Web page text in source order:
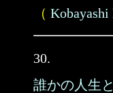
（ Kobayashi
30.
誰かの人生